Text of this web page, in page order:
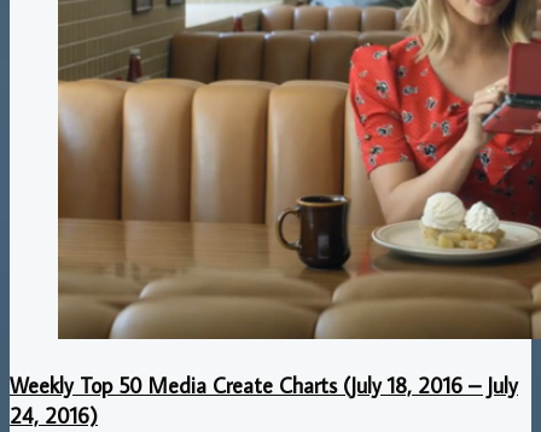
Weekly Top 50 Media Create Charts (July 18, 2016 – July
24, 2016)